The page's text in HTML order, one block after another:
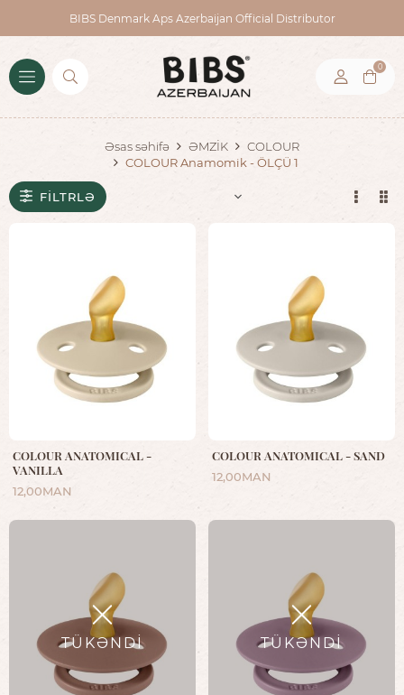
BIBS Denmark Aps Azerbaijan Official Distributor
0
Əsas səhifə ƏMZİK COLOUR
COLOUR Anamomik - ÖLÇÜ 1
FILTRLƏ
COLOUR ANATOMICAL -
VANILLA
12,00MAN
COLOUR ANATOMICAL - SAND
12,00MAN
TÜKƏNDİ TÜKƏNDİ